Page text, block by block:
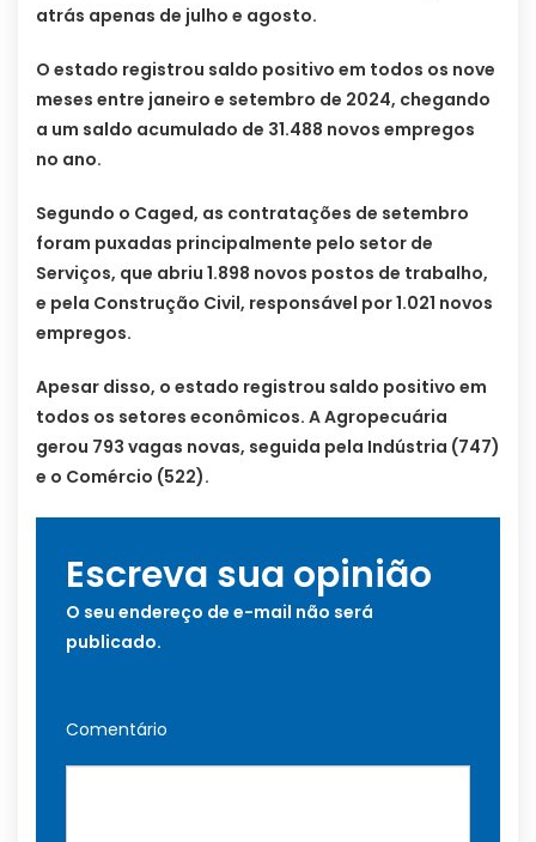
atrás apenas de julho e agosto.
O estado registrou saldo positivo em todos os nove
meses entre janeiro e setembro de 2024, chegando
a um saldo acumulado de 31.488 novos empregos
no ano.
Segundo o Caged, as contratações de setembro
foram puxadas principalmente pelo setor de
Serviços, que abriu 1.898 novos postos de trabalho,
e pela Construção Civil, responsável por 1.021 novos
empregos.
Apesar disso, o estado registrou saldo positivo em
todos os setores econômicos. A Agropecuária
gerou 793 vagas novas, seguida pela Indústria (747)
e o Comércio (522).
Escreva sua opinião
O seu endereço de e-mail não será
publicado.
Comentário